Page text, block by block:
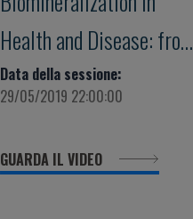
Health and Disease: from
the Ocean to the Stars to
Data della sessione:
29/05/2019 22:00:00
GUARDA IL VIDEO